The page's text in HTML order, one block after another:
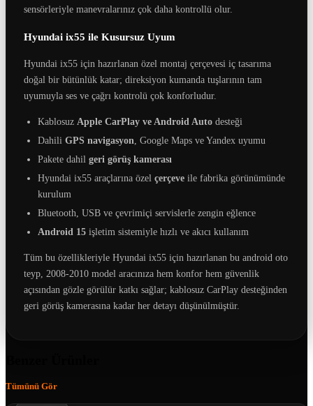
sensörleriyle manevralarınız çok daha kontrollü olur.
Hyundai ix55 ile Kusursuz Uyum
Hyundai ix55 için hazırlanan özel montaj çerçevesi iç tasarıma
doğal bir bütünlük katar; direksiyon kumanda tuşlarının tam
uyumuyla ses ve çağrı kontrolü çok konforludur.
Kablosuz Apple CarPlay ve Android Auto desteği
Dahili GPS navigasyon , Google Maps ve Yandex uyumu
Pakete dahil geri görüş kamerası
Hyundai ix55 araçlarına özel çerçeve ile fabrika görünümünde
kurulum
Bluetooth, USB ve çevrimiçi servislerle zengin eğlence
Android 15 işletim sistemiyle hızlı ve akıcı kullanım
Tüm bu özellikleriyle Hyundai ix55 için hazırlanan bu android oto
teyp, 2008-2010 model aracınıza hem konfor hem güvenlik
açısından gözle görülür katkı sağlar; kablosuz CarPlay desteğinden
geri görüş kamerasına kadar her detayı düşünülmüştür.
Tümünü Gör